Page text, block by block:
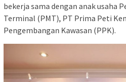
bekerja sama dengan anak usaha
Terminal (PMT), PT Prima Peti
Pengembangan Kawasan (PPK).